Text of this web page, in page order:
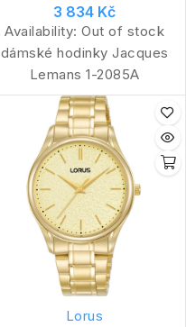
3 834 Kč
Availability: Out of stock
dámské hodinky Jacques
Lemans 1-2085A
Lorus